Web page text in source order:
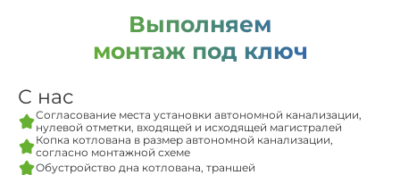
Выполняем
монтаж под ключ
С нас
Согласование места установки автономной канализации,
нулевой отметки, входящей и исходящей магистралей
Копка котлована в размер автономной канализации,
согласно монтажной схеме
Обустройство дна котлована, траншей